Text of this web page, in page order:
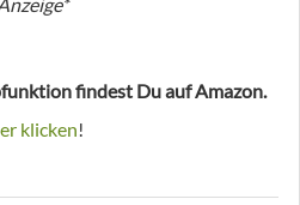
findest Du auf Amazon.
klicken!